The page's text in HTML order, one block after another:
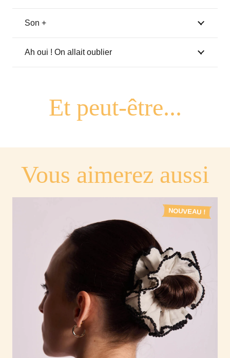
Son +
Ah oui ! On allait oublier
Vous aimerez aussi
NOUVEAU !